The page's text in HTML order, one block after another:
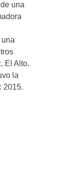
una
El Alto,
la
2015.